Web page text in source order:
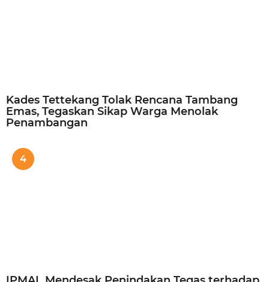
Kades Tettekang Tolak Rencana Tambang
Emas, Tegaskan Sikap Warga Menolak
Penambangan
4